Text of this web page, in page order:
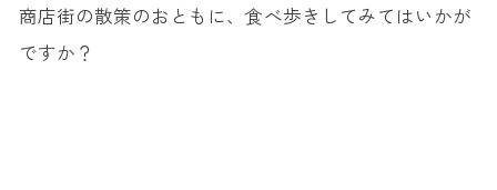
商店街の散策のおともに、食べ歩きしてみてはいかが
ですか？